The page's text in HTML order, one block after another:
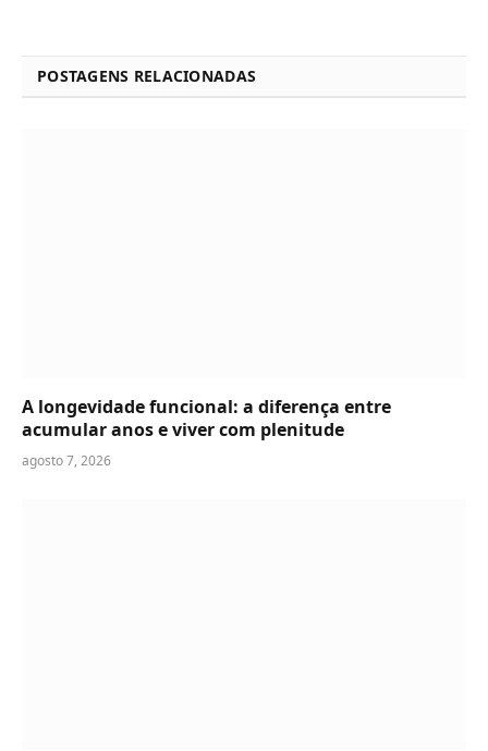
POSTAGENS RELACIONADAS
A longevidade funcional: a diferença entre
acumular anos e viver com plenitude
agosto 7, 2026